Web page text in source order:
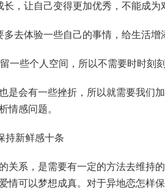
让自己变得更加优秀，不能成为
体验一些自己的事情，给生活增
些个人空间，所以不需要时时刻刻
会有一些挫折，所以就需要我们加
情感问题。
系，是需要有一定的方法去维持
情可以梦想成真。对于异地恋怎样